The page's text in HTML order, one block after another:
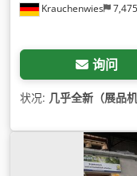
Krauchenwies
询问
状况: 几乎全新（展品机